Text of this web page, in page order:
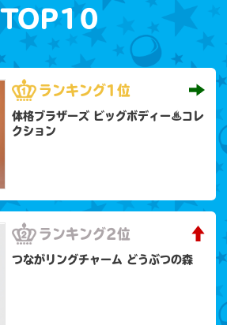
TOP10
ランキング1位
体格ブラザーズ ビッグボディー♨コレ
クション
ランキング2位
つながリングチャーム どうぶつの森